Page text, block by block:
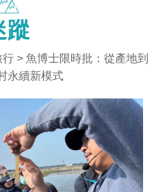
蹤
行> 魚博士限時批：從產地到
永續新模式